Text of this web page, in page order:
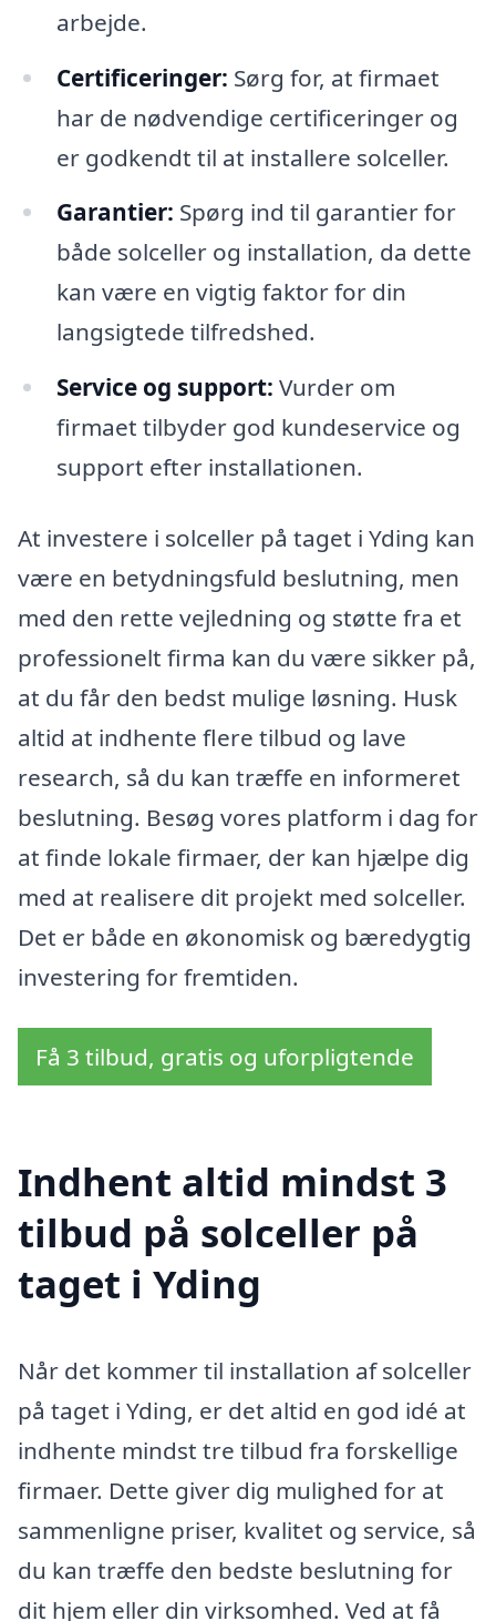
arbejde.
Certificeringer: Sørg for, at firmaet
har de nødvendige certificeringer og
er godkendt til at installere solceller.
Garantier: Spørg ind til garantier for
både solceller og installation, da dette
kan være en vigtig faktor for din
langsigtede tilfredshed.
Service og support: Vurder om
firmaet tilbyder god kundeservice og
support efter installationen.
At investere i solceller på taget i Yding kan
være en betydningsfuld beslutning, men
med den rette vejledning og støtte fra et
professionelt firma kan du være sikker på,
at du får den bedst mulige løsning. Husk
altid at indhente flere tilbud og lave
research, så du kan træffe en informeret
beslutning. Besøg vores platform i dag for
at finde lokale firmaer, der kan hjælpe dig
med at realisere dit projekt med solceller.
Det er både en økonomisk og bæredygtig
investering for fremtiden.
Få 3 tilbud, gratis og uforpligtende
Indhent altid mindst 3
tilbud på solceller på
taget i Yding
Når det kommer til installation af solceller
på taget i Yding, er det altid en god idé at
indhente mindst tre tilbud fra forskellige
firmaer. Dette giver dig mulighed for at
sammenligne priser, kvalitet og service, så
du kan træffe den bedste beslutning for
dit hjem eller din virksomhed. Ved at få